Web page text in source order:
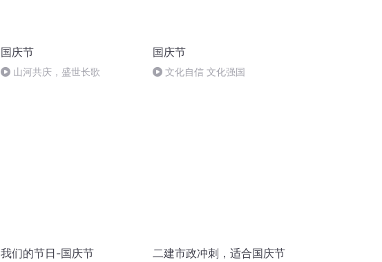
国庆节
山河共庆，盛世长歌
国庆节
文化自信 文化强国
我们的节日-国庆节
二建市政冲刺，适合国庆节